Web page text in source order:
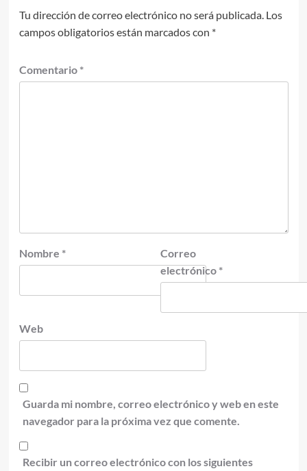
Tu dirección de correo electrónico no será publicada. Los
campos obligatorios están marcados con *
Comentario *
Nombre *
Correo
electrónico *
Web
Guarda mi nombre, correo electrónico y web en este
navegador para la próxima vez que comente.
Recibir un correo electrónico con los siguientes